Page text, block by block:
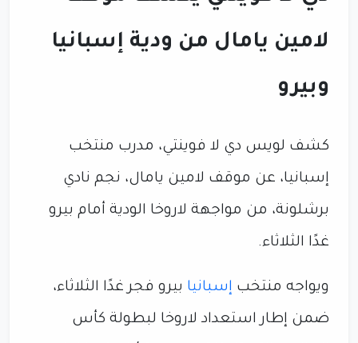
لامين يامال من ودية إسبانيا
وبيرو
كشف لويس دي لا فوينتي، مدرب منتخب
إسبانيا، عن موقف لامين يامال، نجم نادي
برشلونة، من مواجهة لاروخا الودية أمام بيرو
غدًا الثلاثاء.
ويواجه منتخب إسبانيا بيرو فجر غدًا الثلاثاء،
ضمن إطار استعداد لاروخا لبطولة كأس